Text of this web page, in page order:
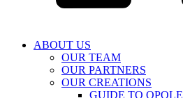
ABOUT US
OUR TEAM
OUR PARTNERS
OUR CREATIONS
GUIDE TO OPOLE